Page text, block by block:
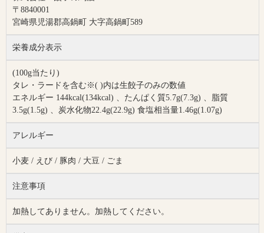
〒8840001
宮崎県児湯郡高鍋町 大字高鍋町589
栄養成分表示
(100g当たり)
タレ・ラードを含む※( )内は生餃子のみの数値
エネルギー 144kcal(134kcal) 、たんぱく質5.7g(7.3g) 、脂質
3.5g(1.5g) 、炭水化物22.4g(22.9g) 食塩相当量1.46g(1.07g)
アレルギー
小麦 / えび / 豚肉 / 大豆 / ごま
注意事項
加熱してありません。加熱してください。